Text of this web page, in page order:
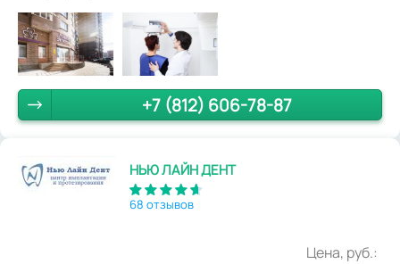
+7 (812) 606-78-87
НЬЮ ЛАЙН ДЕНТ
68 отзывов
Цена, руб.: